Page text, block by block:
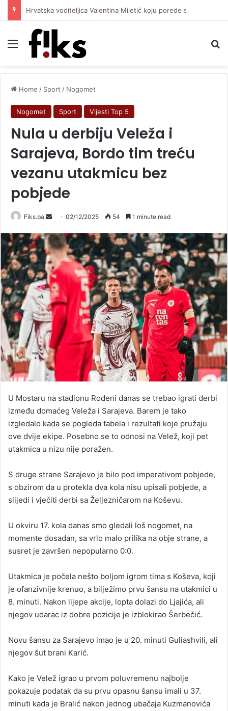
Menu
Home / Sport / Nogomet
Nogomet Sport Vijesti Top 5
Nula u derbiju Veleža i
Sarajeva, Bordo tim treću
vezanu utakmicu bez
pobjede
Fiks.ba
Send
email
02/12/2025 54 1 minute read
U Mostaru na stadionu Rođeni danas se trebao igrati derbi
između domaćeg Veleža i Sarajeva. Barem je tako
izgledalo kada se pogleda tabela i rezultati koje pružaju
ove dvije ekipe. Posebno se to odnosi na Velež, koji pet
utakmica u nizu nije poražen.
S druge strane Sarajevo je bilo pod imperativom pobjede,
s obzirom da u protekla dva kola nisu upisali pobjede, a
slijedi i vječiti derbi sa Željezničarom na Koševu.
U okviru 17. kola danas smo gledali loš nogomet, na
momente dosadan, sa vrlo malo prilika na obje strane, a
susret je završen nepopularno 0:0.
Utakmica je počela nešto boljom igrom tima s Koševa, koji
je ofanzivnije krenuo, a bilježimo prvu šansu na utakmici u
8. minuti. Nakon lijepe akcije, lopta dolazi do Ljajića, ali
njegov udarac iz dobre pozicije je izblokirao Šerbečić.
Novu šansu za Sarajevo imao je u 20. minuti Guliashvili, ali
njegov šut brani Karić.
Kako je Velež igrao u prvom poluvremenu najbolje
pokazuje podatak da su prvu opasnu šansu imali u 37.
minuti kada je Bralić nakon jednog ubačaja Kuzmanovića